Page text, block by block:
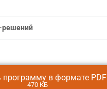
решений
программу в формате PDF
470 КБ